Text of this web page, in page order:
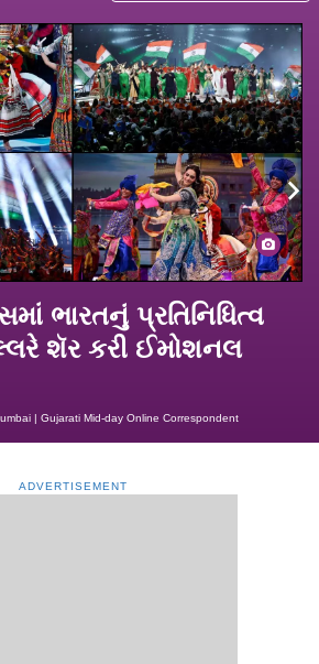
ભારતનું પ્રતિનિધિત્વ
શૅર કરી ઈમોશનલ
| Gujarati Mid-day Online Correspondent
ADVERTISEMENT